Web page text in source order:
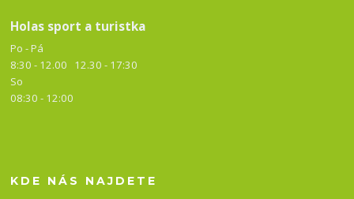
Holas sport a turistka
Po - Pá
8:30 - 12.00 12.30 - 17:30
So
08:30 - 12:00
KDE NÁS NAJDETE